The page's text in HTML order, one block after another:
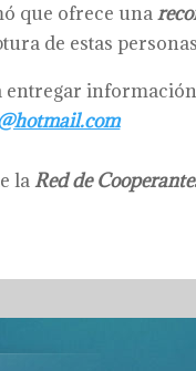
que ofrece una
de estas
información
laRed de